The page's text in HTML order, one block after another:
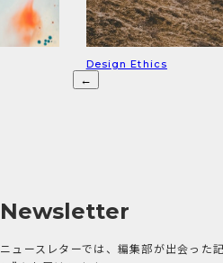
Design Ethics
←
Newsletter
ニュースレターでは、編集部が出会った